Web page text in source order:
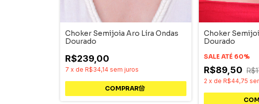
Choker Semijoia Aro Líra Ondas
Dourado
R$239,00
7 x de R$34,14 sem juros
Choker
Dourado
SALE ATÉ 60%
R$89,50
2 x de R$44,75